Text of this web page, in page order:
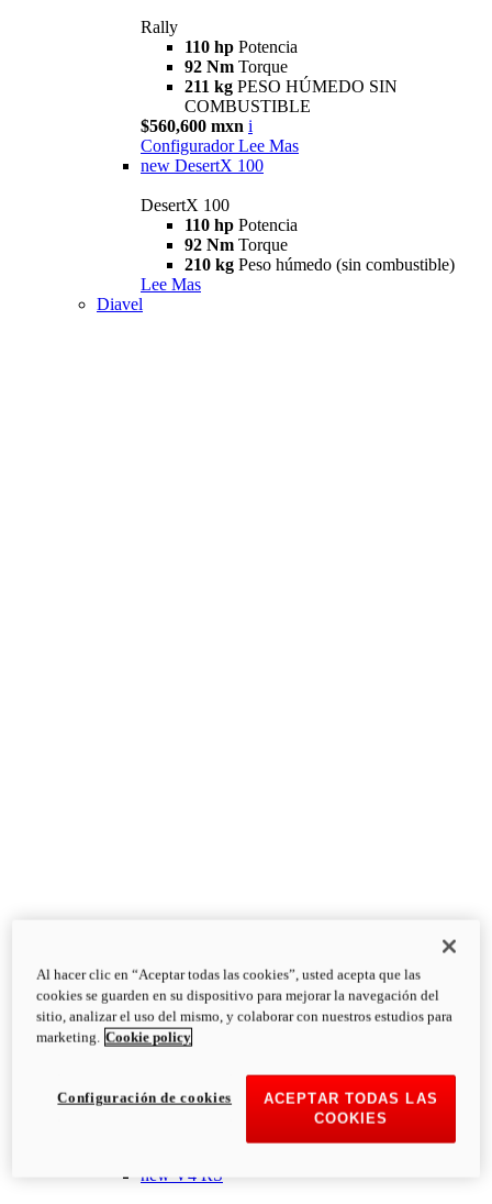
Rally
110 hp Potencia
92 Nm Torque
211 kg PESO HÚMEDO SIN
COMBUSTIBLE
$560,600 mxn i
Configurador Lee Mas
new DesertX 100
DesertX 100
110 hp Potencia
92 Nm Torque
210 kg Peso húmedo (sin combustible)
Lee Mas
Diavel
Diavel
V4
Diavel V4
126 NmTorque
223 kg
PESO HÚMEDO SIN
new V4 RS
Al hacer clic en “Aceptar todas las cookies”, usted acepta que las
cookies se guarden en su dispositivo para mejorar la navegación del
sitio, analizar el uso del mismo, y colaborar con nuestros estudios para
marketing. Cookie policy
ACEPTAR TODAS LAS
COOKIES
Configuración de cookies